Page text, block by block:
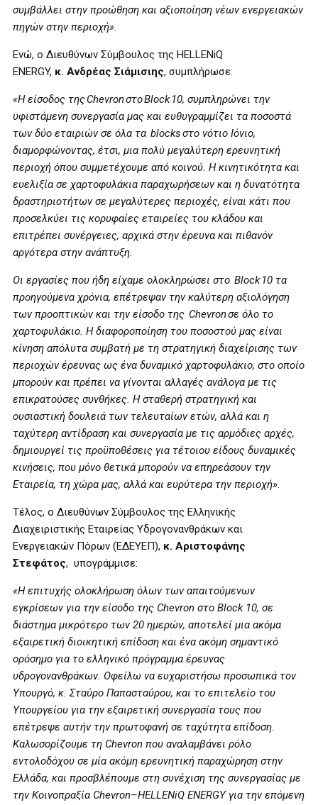
συμβάλλει στην προώθηση και αξιοποίηση νέων ενεργειακών
πηγών στην περιοχή».
Ενώ, ο Διευθύνων Σύμβουλος της HELLENiQ
ENERGY, κ. Ανδρέας Σιάμισιης, συμπλήρωσε:
«Η είσοδος τηςChevronστοBlock 10, συμπληρώνει την
υφιστάμενη συνεργασία μας και ευθυγραμμίζει τα ποσοστά
των δύο εταιριών σε όλα τα blocksστο νότιο Ιόνιο,
διαμορφώνοντας, έτσι, μια πολύ μεγαλύτερη ερευνητική
περιοχή όπου συμμετέχουμε από κοινού. Η κινητικότητα και
ευελιξία σε χαρτοφυλάκια παραχωρήσεων και η δυνατότητα
δραστηριοτήτων σε μεγαλύτερες περιοχές, είναι κάτι που
προσελκύει τις κορυφαίες εταιρείες του κλάδου και
επιτρέπει συνέργειες, αρχικά στην έρευνα και πιθανόν
αργότερα στην ανάπτυξη.
Οι εργασίες που ήδη είχαμε ολοκληρώσει στο Block 10 τα
προηγούμενα χρόνια, επέτρεψαν την καλύτερη αξιολόγηση
των προοπτικών και την είσοδο της Chevronσε όλο το
χαρτοφυλάκιο. Η διαφοροποίηση του ποσοστού μας είναι
κίνηση απόλυτα συμβατή με τη στρατηγική διαχείρισης των
περιοχών έρευνας ως ένα δυναμικό χαρτοφυλάκιο, στο οποίο
μπορούν και πρέπει να γίνονται αλλαγές ανάλογα με τις
επικρατούσες συνθήκες. Η σταθερή στρατηγική και
ουσιαστική δουλειά των τελευταίων ετών, αλλά και η
ταχύτερη αντίδραση και συνεργασία με τις αρμόδιες αρχές,
δημιουργεί τις προϋποθέσεις για τέτοιου είδους δυναμικές
κινήσεις, που μόνο θετικά μπορούν να επηρεάσουν την
Εταιρεία, τη χώρα μας, αλλά και ευρύτερα την περιοχή».
Τέλος, ο Διευθύνων Σύμβουλος της Ελληνικής
Διαχειριστικής Εταιρείας Υδρογονανθράκων και
Ενεργειακών Πόρων (ΕΔΕΥΕΠ), κ. Αριστοφάνης
Στεφάτος, υπογράμμισε:
«Η επιτυχής ολοκλήρωση όλων των απαιτούμενων
εγκρίσεων για την είσοδο της Chevron στο Block 10, σε
διάστημα μικρότερο των 20 ημερών, αποτελεί μια ακόμα
εξαιρετική διοικητική επίδοση και ένα ακόμη σημαντικό
ορόσημο για το ελληνικό πρόγραμμα έρευνας
υδρογονανθράκων. Οφείλω να ευχαριστήσω προσωπικά τον
Υπουργό, κ. Σταύρο Παπασταύρου, και το επιτελείο του
Υπουργείου για την εξαιρετική συνεργασία τους που
επέτρεψε αυτήν την πρωτοφανή σε ταχύτητα επίδοση.
Καλωσορίζουμε τη Chevron που αναλαμβάνει ρόλο
εντολοδόχου σε μία ακόμη ερευνητική παραχώρηση στην
Ελλάδα, και προσβλέπουμε στη συνέχιση της συνεργασίας με
την Κοινοπραξία Chevron–HELLENiQ ENERGYγια την επόμενη